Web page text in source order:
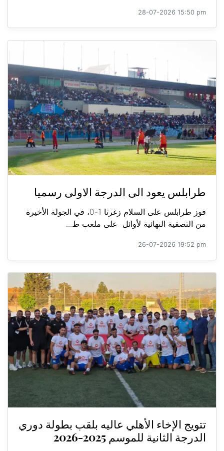
28-07-2026 15:50 pm
طرابلس يعود الى الدرجة الاولى رسميا
فوز طرابلس على السلام زغرتا 1-0، في الجولة الأخيرة
من التصفية النهائية لأوائل على ملعب ط...
26-07-2026 19:52 pm
تتويج الإخاء الأهلي عاليه بلقب بطولة دوري
الدرجة الثانية للموسم 2025-2026